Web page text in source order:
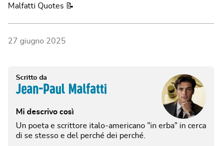
Malfatti Quotes 📝
27 giugno 2025
Scritto da
Jean-Paul Malfatti
Mi descrivo così
Un poeta e scrittore italo-americano "in erba" in cerca
di se stesso e del perché dei perché.